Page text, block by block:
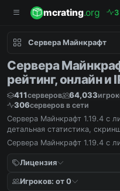
mcrating.org 3
Сервера Майнкрафт
Сервера
рейтинг, онлайн и
411серверов 64,033
306серверов в сети
Сервера Майнкрафт 1.19.4 с
детальная статистика,
Сервера Майнкрафт 1.19.4 с
Лицензия
Игроков: от 0